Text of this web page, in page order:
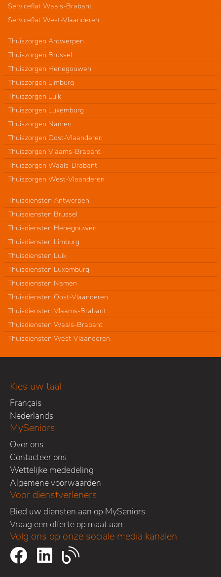
Serviceflat Waals-Brabant
Serviceflat West-Vlaanderen
Thuiszorgen Antwerpen
Thuiszorgen Brussel
Thuiszorgen Henegouwen
Thuiszorgen Limburg
Thuiszorgen Luik
Thuiszorgen Luxemburg
Thuiszorgen Namen
Thuiszorgen Oost-Vlaanderen
Thuiszorgen Vlaams-Brabant
Thuiszorgen Waals-Brabant
Thuiszorgen West-Vlaanderen
Thuisdiensten Antwerpen
Thuisdiensten Brussel
Thuisdiensten Henegouwen
Thuisdiensten Limburg
Thuisdiensten Luik
Thuisdiensten Luxemburg
Thuisdiensten Namen
Thuisdiensten Oost-Vlaanderen
Thuisdiensten Vlaams-Brabant
Thuisdiensten Waals-Brabant
Thuisdiensten West-Vlaanderen
Kies uw taal
Français
Nederlands
MySeniors
Over ons
Contacteer ons
Wettelijke mededeling
Algemene voorwaarden
Voor dienstverleners
Bied uw diensten aan op MySeniors
Vraag een offerte op maat aan
Volg ons op onze sociale media kanalen